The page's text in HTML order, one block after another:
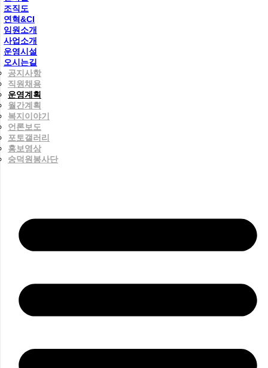
조직도
연혁&CI
임원소개
사업소개
운영시설
오시는길
공지사항
직원채용
운영계획
월간계획
복지이야기
언론보도
포토갤러리
홍보영상
숭덕원봉사단